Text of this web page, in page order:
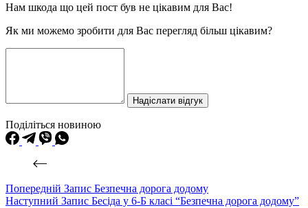
Нам шкода що цей пост був не цікавим для Вас!
Як ми можемо зробити для Вас перегляд більш цікавим?
Надіслати відгук
Поділіться новиною
Попередній Запис Безпечна дорога додому
Наступний Запис Бесіда у 6-Б класі “Безпечна дорога додому”